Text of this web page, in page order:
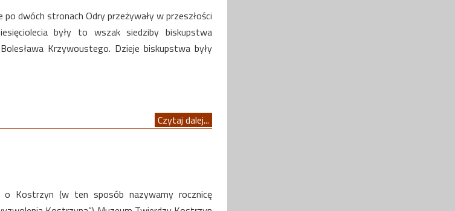
dwóch stronach Odry przeżywały w przeszłości
były to wszak siedziby biskupstwa
Krzywoustego. Dzieje biskupstwa były
Czytaj dalej...
Kostrzyn (w ten sposób nazywamy rocznicę